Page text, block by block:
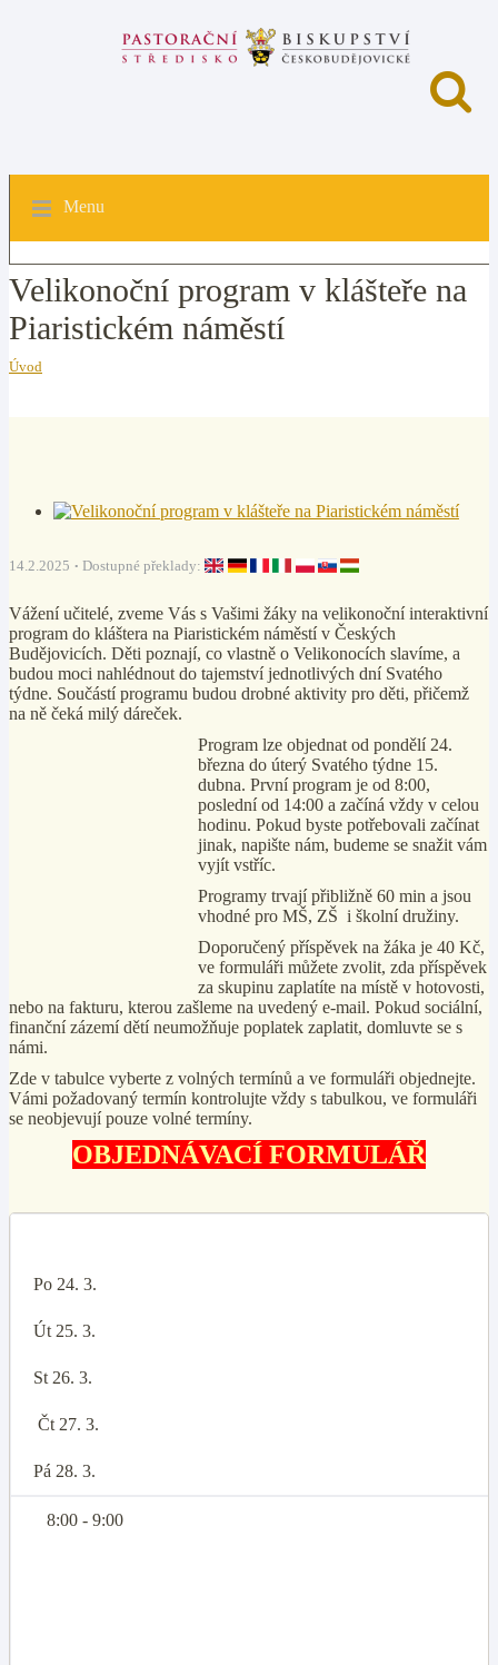
Menu
Velikonoční program v klášteře na
Piaristickém náměstí
Úvod
14.2.2025 Dostupné překlady:
Vážení učitelé, zveme Vás s Vašimi žáky na velikonoční interaktivní
program do kláštera na Piaristickém náměstí v Českých
Budějovicích. Děti poznají, co vlastně o Velikonocích slavíme, a
budou moci nahlédnout do tajemství jednotlivých dní Svatého
týdne. Součástí programu budou drobné aktivity pro děti, přičemž
na ně čeká milý dáreček.
Program lze objednat od pondělí 24.
března do úterý Svatého týdne 15.
dubna. První program je od 8:00,
poslední od 14:00 a začíná vždy v celou
hodinu. Pokud byste potřebovali začínat
jinak, napište nám, budeme se snažit vám
vyjít vstříc.
Programy trvají přibližně 60 min a jsou
vhodné pro MŠ, ZŠ i školní družiny.
Doporučený příspěvek na žáka je 40 Kč,
ve formuláři můžete zvolit, zda příspěvek
za skupinu zaplatíte na místě v hotovosti,
nebo na fakturu, kterou zašleme na uvedený e-mail. Pokud sociální,
finanční zázemí dětí neumožňuje poplatek zaplatit, domluvte se s
námi.
Zde v tabulce vyberte z volných termínů a ve formuláři objednejte.
Vámi požadovaný termín kontrolujte vždy s tabulkou, ve formuláři
se neobjevují pouze volné termíny.
OBJEDNÁVACÍ FORMULÁŘ
Po 24. 3.
Út 25. 3.
St 26. 3.
Čt 27. 3.
Pá 28. 3.
8:00 - 9:00